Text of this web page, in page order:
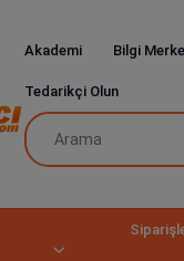
Akademi Bilgi
Tedarikçi Olun